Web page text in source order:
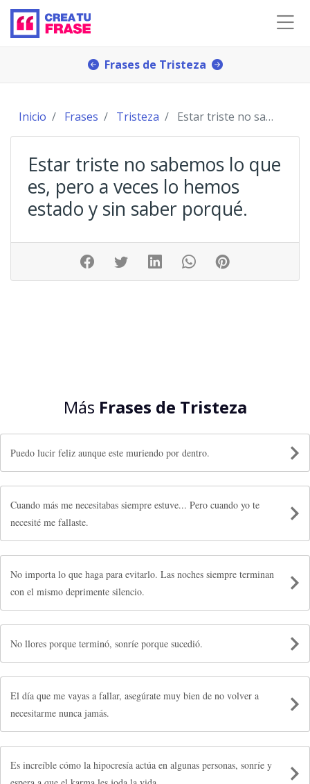
Frases de Tristeza
Inicio Frases Tristeza Estar triste no sabemos lo que es, pero a veces lo
Estar triste no sabemos lo que
es, pero a veces lo hemos
estado y sin saber porqué.
Más Frases de Tristeza
Puedo lucir feliz aunque este muriendo por dentro.
Cuando más me necesitabas siempre estuve... Pero cuando yo te
necesité me fallaste.
No importa lo que haga para evitarlo. Las noches siempre terminan
con el mismo deprimente silencio.
No llores porque terminó, sonríe porque sucedió.
El día que me vayas a fallar, asegúrate muy bien de no volver a
necesitarme nunca jamás.
Es increíble cómo la hipocresía actúa en algunas personas, sonríe y